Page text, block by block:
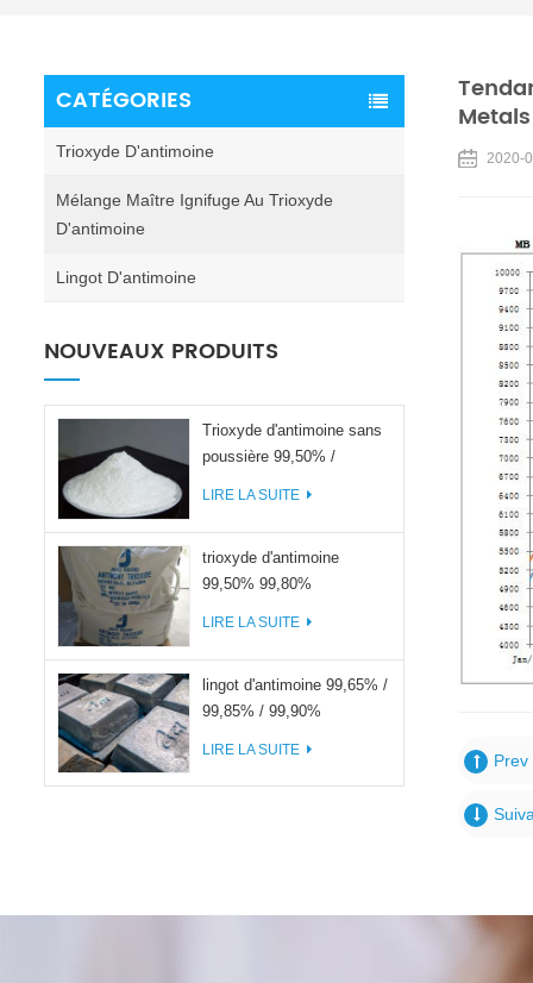
CATÉGORIES
Trioxyde D'antimoine
Mélange Maître Ignifuge Au Trioxyde
D'antimoine
Lingot D'antimoine
NOUVEAUX PRODUITS
Trioxyde d'antimoine sans
poussière 99,50% /
LIRE LA SUITE
trioxyde d'antimoine
99,50% 99,80%
LIRE LA SUITE
lingot d'antimoine 99,65% /
99,85% / 99,90%
LIRE LA SUITE
2020-
Prev